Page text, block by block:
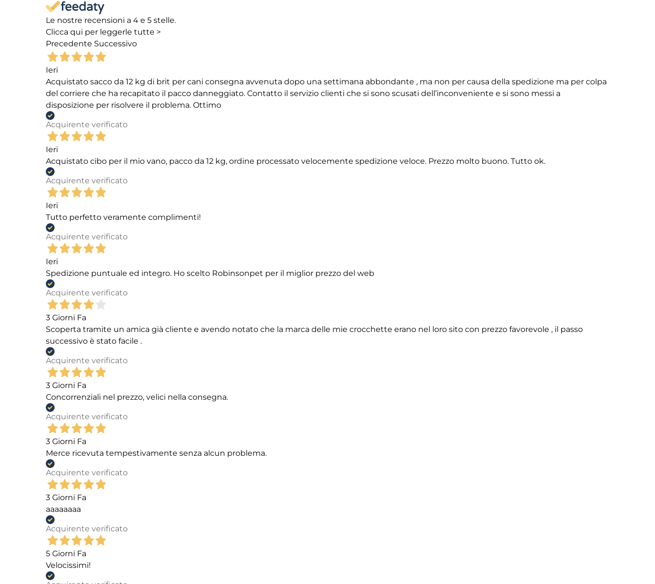
Le nostre recensioni a 4 e 5 stelle.
Clicca qui per leggerle tutte >
Precedente Successivo
Ieri
Acquistato sacco da 12 kg di brit per cani consegna avvenuta dopo una settimana abbondante , ma non per causa della spedizione ma per colpa
del corriere che ha recapitato il pacco danneggiato. Contatto il servizio clienti che si sono scusati dell’inconveniente e si sono messi a
disposizione per risolvere il problema. Ottimo
Acquirente verificato
Ieri
Acquistato cibo per il mio vano, pacco da 12 kg, ordine processato velocemente spedizione veloce. Prezzo molto buono. Tutto ok.
Acquirente verificato
Ieri
Tutto perfetto veramente complimenti!
Acquirente verificato
Ieri
Spedizione puntuale ed integro. Ho scelto Robinsonpet per il miglior prezzo del web
Acquirente verificato
3 Giorni Fa
Scoperta tramite un amica già cliente e avendo notato che la marca delle mie crocchette erano nel loro sito con prezzo favorevole , il passo
successivo è stato facile .
Acquirente verificato
3 Giorni Fa
Concorrenziali nel prezzo, velici nella consegna.
Acquirente verificato
3 Giorni Fa
Merce ricevuta tempestivamente senza alcun problema.
Acquirente verificato
3 Giorni Fa
aaaaaaaa
Acquirente verificato
5 Giorni Fa
Velocissimi!